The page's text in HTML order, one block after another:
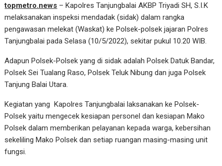
topmetro.news – Kapolres Tanjungbalai AKBP Triyadi SH, S.I.K
melaksanakan inspeksi mendadak (sidak) dalam rangka
pengawasan melekat (Waskat) ke Polsek-polsek jajaran Polres
Tanjungbalai pada Selasa (10/5/2022), sekitar pukul 10.20 WIB.
Adapun Polsek-Polsek yang di sidak adalah Polsek Datuk Bandar,
Polsek Sei Tualang Raso, Polsek Teluk Nibung dan juga Polsek
Tanjung Balai Utara.
Kegiatan yang Kapolres Tanjungbalai laksanakan ke Polsek-
Polsek yaitu mengecek kesiapan personel dan kesiapan Mako
Polsek dalam memberikan pelayanan kepada warga, kebersihan
sekeliling Mako Polsek dan setiap ruangan masing-masing unit
fungsi.